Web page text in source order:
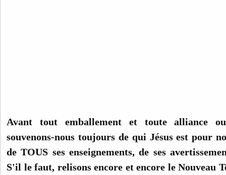
Avant tout emballement et toute alliance
souvenons-nous toujours de qui Jésus est pour
de TOUS ses enseignements, de ses
S'il le faut, relisons encore et encore le Nouveau